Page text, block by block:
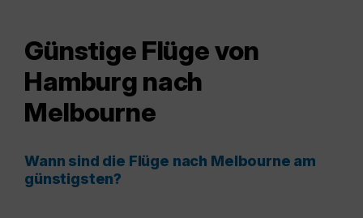
Günstige Flüge von
Hamburg nach
Melbourne
Wann sind die Flüge nach Melbourne am
günstigsten?